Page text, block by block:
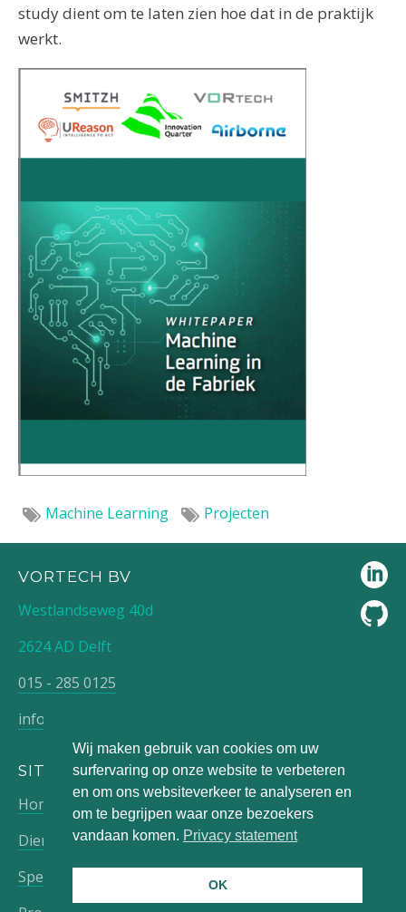
Wij maken gebruik van cookies om uw
surfervaring op onze website te verbeteren
en om ons websiteverkeer te analyseren en
om te begrijpen waar onze bezoekers
vandaan komen. Privacy statement
OK
study dient om te laten zien hoe dat in de praktijk
werkt.
Machine Learning Projecten
VORTECH BV
Westlandseweg 40d
2624 AD Delft
015 - 285 0125
info@vortech.nl
SITEMAP
Home
Diensten
Speciale expertise
Werken bij
Over ons
Blog